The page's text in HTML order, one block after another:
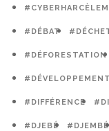
#DÉBAT
#DÉFORESTATION
#DIFFÉRENCE
#DJEBÉ #DJEMBÉ